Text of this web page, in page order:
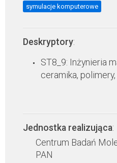
symulacje komputerowe
Deskryptory:
ST8_9: Inżynieria
ceramika,
Jednostka realizująca:
Centrum Badań
PAN